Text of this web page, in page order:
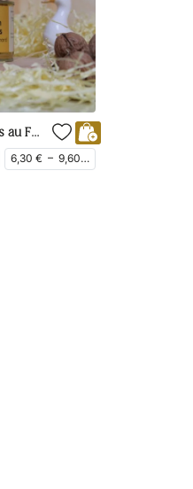
Le Médaillon de Rillettes au Foie Gras 25%
6,30 € – 9,60 €